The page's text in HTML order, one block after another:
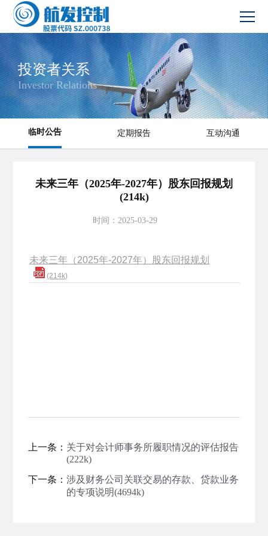
网站首页
新闻中心
党建与文化
联系我们
投资者关系
Investor Relations
临时公告 定期报告 互动沟通
未来三年（2025年-2027年）股东回报规划
(214k)
时间：2025-03-29
未来三年（2025年-2027年）股东回报规划
(214k)
上一条： 关于对会计师事务所履职情况的评估报告
(222k)
下一条：涉及财务公司关联交易的存款、贷款业务
的专项说明(4694k)